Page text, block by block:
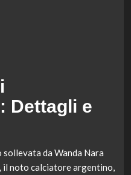
Dettagli e
da Wanda Nara
il noto calciatore argentino,